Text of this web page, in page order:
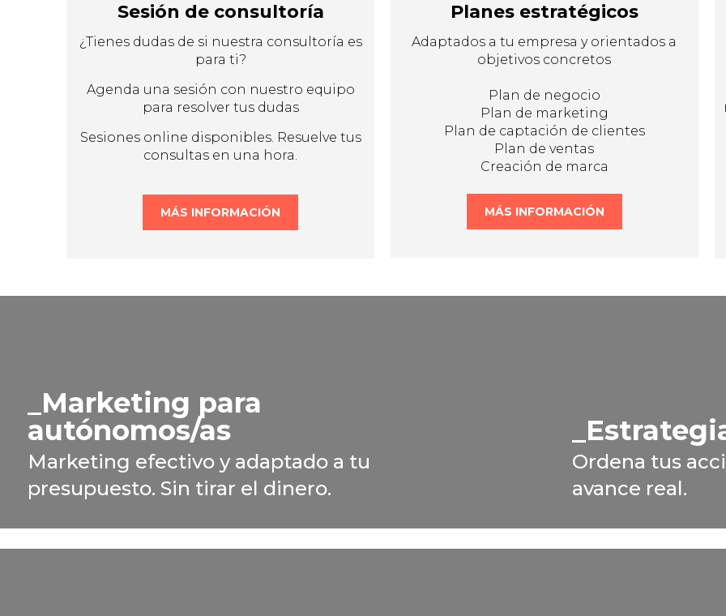
Sesión de consultoría
¿Tienes dudas de si nuestra consultoría es
para ti?
Agenda una sesión con nuestro equipo
para resolver tus dudas
Sesiones online disponibles. Resuelve tus
consultas en una hora.
MÁS INFORMACIÓN
Planes estratégicos
Adaptados a tu empresa y orientados a
objetivos concretos
Plan de negocio
Plan de marketing
Plan de captación de clientes
Plan de ventas
Creación de marca
MÁS INFORMACIÓN
Marketing para
autónomos/as
Marketing efectivo y adaptado a tu
presupuesto. Sin tirar el dinero.
Ordena tus
avance real.